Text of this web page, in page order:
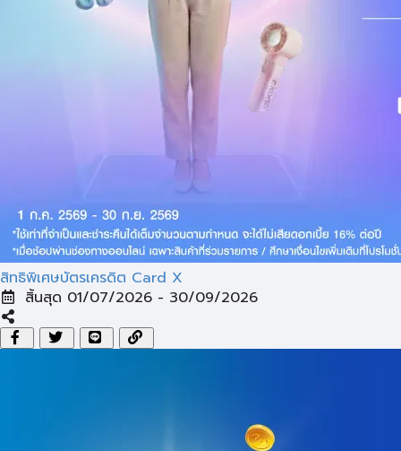
สิทธิพิเศษบัตรเครดิต Card X
สิ้นสุด 01/07/2026 - 30/09/2026